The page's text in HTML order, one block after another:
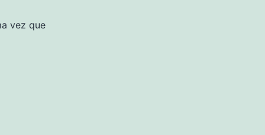
vez que